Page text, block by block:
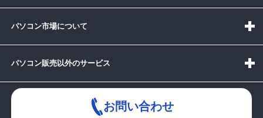
パソコン市場について
パソコン販売以外のサービス
お問い合わせ